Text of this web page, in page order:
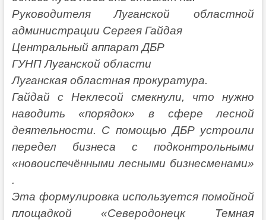
Руководителя Луганской областной
администрации Сергея Гайдая
Центральный аппарат ДБР
ГУНП Луганской области
Луганская областная прокуратура.
Гайдай с Неклесой смекнули, что нужно
наводить «порядок» в сфере лесной
деятельности. С помощью ДБР устроили
передел бизнеса с подконтрольными
«новоиспечёнными лесными бизнесменами»
.
Эта формулировка используется помойной
площадкой «Северодонецк Темная